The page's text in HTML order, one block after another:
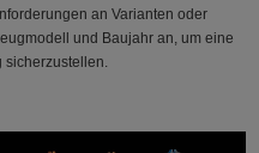
an Varianten oder
und Baujahr an, um eine
sicherzustellen.